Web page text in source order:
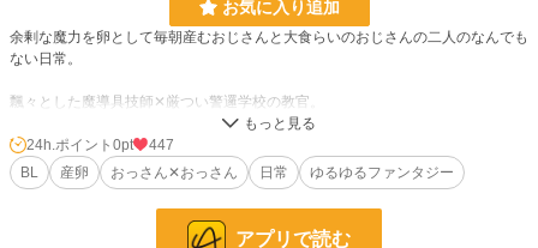
お気に入り追加
余剰な魔力を卵として毎朝産むおじさんと大食らいのおじさんの二人のなんでも
ない日常。
飄々とした魔導具技師✕厳つい警邏学校の教官。
※ムーンライトノベルズさんでも公開しております。全１５話。
31,413 位 / 31,413 件
24h.ポイント 0pt
447
BL
産卵 おっさん✕おっさん 日常 ゆるゆるファンタジー
アプリで読む